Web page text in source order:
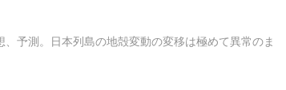
、予測。日本列島の地殻変動の変移は極めて異常のま